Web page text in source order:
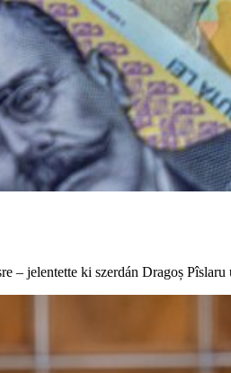
– jelentette ki szerdán Dragoș